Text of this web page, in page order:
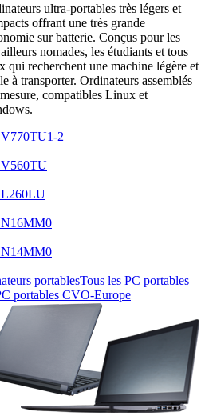
ultra-portables très légers et
offrant une très grande
sur batterie. Conçus pour les
nomades, les étudiants et tous
qui recherchent une machine légère et
à transporter. Ordinateurs assemblés
compatibles Linux et
2
Tous les PC portables
portables CVO-Europe